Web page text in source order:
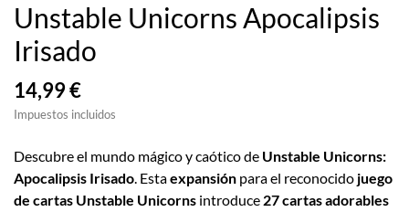
Unstable Unicorns Apocalipsis
Irisado
14,99 €
Impuestos incluidos
Descubre el mundo mágico y caótico de Unstable Unicorns:
Apocalipsis Irisado. Estaexpansión para el reconocido juego
de cartas Unstable Unicorns introduce 27 cartas adorables